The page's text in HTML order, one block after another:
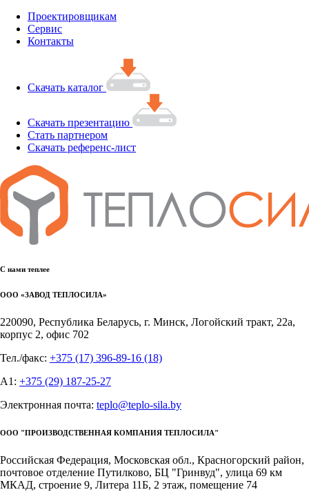
Проектировщикам
Сервис
Контакты
Скачать каталог
Скачать презентацию
Стать партнером
Скачать референс-лист
С нами теплее
ООО «ЗАВОД ТЕПЛОСИЛА»
220090, Республика Беларусь, г. Минск, Логойский тракт, 22а,
корпус 2, офис 702
Тел./факс: +375 (17) 396-89-16 (18)
А1: +375 (29) 187-25-27
Электронная почта: teplo@teplo-sila.by
ООО "ПРОИЗВОДСТВЕННАЯ КОМПАНИЯ ТЕПЛОСИЛА"
Российская Федерация, Московская обл., Красногорский район,
почтовое отделение Путилково, БЦ "Гринвуд", улица 69 км
МКАД, строение 9, Литера 11Б, 2 этаж, помещение 74